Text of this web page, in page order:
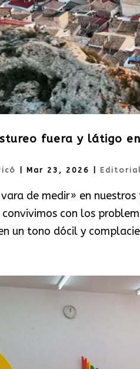
fuera y látigo
Mar 23, 2026
de medir» en
con los
un tono dócil y